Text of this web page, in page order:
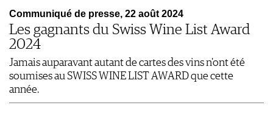
Communiqué de presse, 22 août 2024
Les gagnants du Swiss Wine List Award
2024
Jamais auparavant autant de cartes des vins n'ont été
soumises au SWISS WINE LIST AWARD que cette
année.